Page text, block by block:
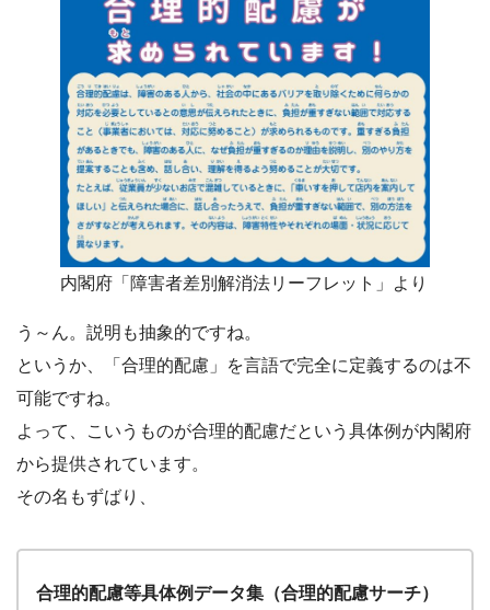
内閣府「障害者差別解消法リーフレット」より
う～ん。説明も抽象的ですね。
というか、「合理的配慮」を言語で完全に定義するのは不
可能ですね。
よって、こいうものが合理的配慮だという具体例が内閣府
から提供されています。
その名もずばり、
合理的配慮等具体例データ集（合理的配慮サーチ）